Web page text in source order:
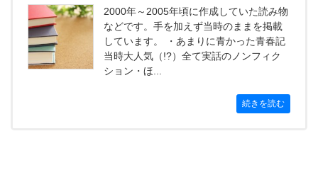
2000年～2005年頃に作成していた読み物
などです。手を加えず当時のままを掲載
しています。 ・あまりに青かった青春記
当時大人気（!?）全て実話のノンフィク
ション・ほ...
続きを読む